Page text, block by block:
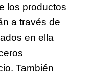
los productos
a través de
en ella
También